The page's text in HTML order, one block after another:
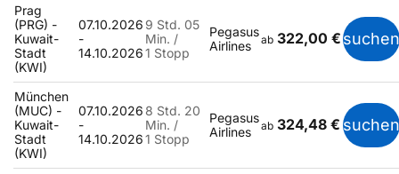
Prag
(PRG) -
Kuwait-
Stadt
(KWI)
07.10.2026
-
14.10.2026
9 Std. 05
Min. /
1 Stopp
Pegasus
Airlines
ab 322,00 €suchen
München
(MUC) -
Kuwait-
Stadt
(KWI)
07.10.2026
-
14.10.2026
8 Std. 20
Min. /
1 Stopp
Pegasus
Airlines
ab 324,48 € suchen